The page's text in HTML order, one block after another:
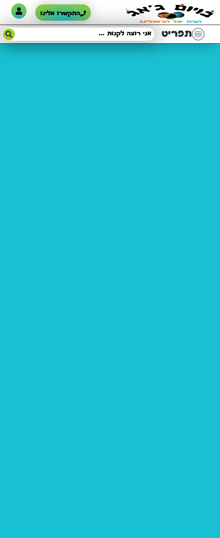
התקשרו אלינו
תפריט